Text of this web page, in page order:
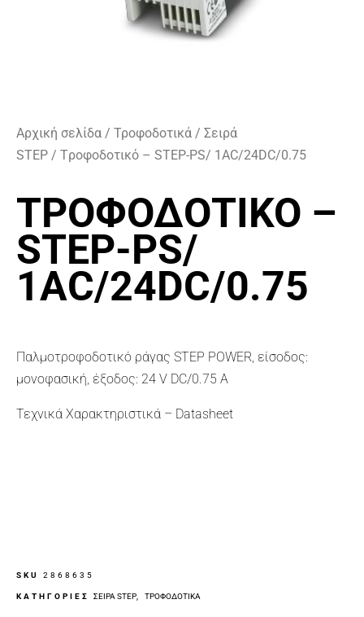
Αρχική σελίδα / Τροφοδοτικά / Σειρά
STEP / Tροφοδοτικό – STEP-PS/ 1AC/24DC/0.75
TΡΟΦΟΔΟΤΙΚΌ –
STEP-PS/
1AC/24DC/0.75
Παλμοτροφοδοτικό ράγας STEP POWER, είσοδος:
μονοφασική, έξοδος: 24 V DC/0.75 A
Τεχνικά Χαρακτηριστικά – Datasheet
SKU 2868635
ΚΑΤΗΓΟΡΙΕΣ ΣΕΙΡΆ STEP ΤΡΟΦΟΔΟΤΙΚΆ